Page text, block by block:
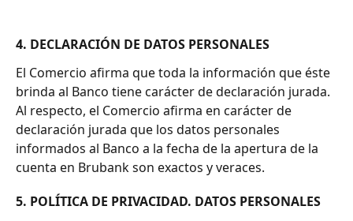
4. DECLARACIÓN DE DATOS PERSONALES
El Comercio afirma que toda la información que éste
brinda al Banco tiene carácter de declaración jurada.
Al respecto, el Comercio afirma en carácter de
declaración jurada que los datos personales
informados al Banco a la fecha de la apertura de la
cuenta en Brubank son exactos y veraces.
5. POLÍTICA DE PRIVACIDAD. DATOS PERSONALES